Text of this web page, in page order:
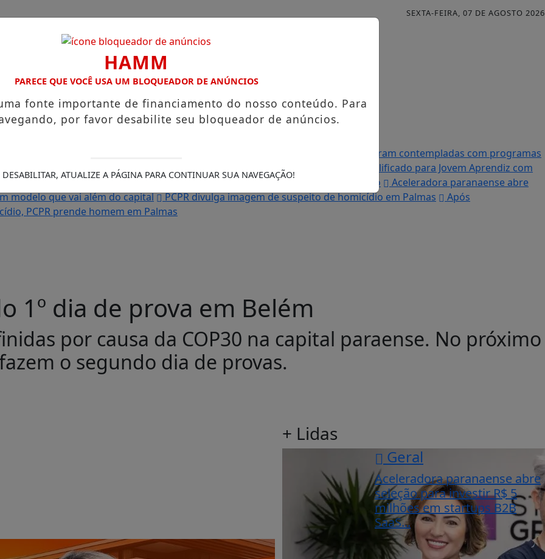
SEXTA-FEIRA, 07 DE AGOSTO 2026
chegam a R$ 3,8 mil
Famílias palmenses foram contempladas com programas
ao Canadá e destaca o aprendizado
Prefeitura abre Processo Seletivo Simplificado para Jovem Aprendiz com
com os sonhos”, diz irmão da moradora que teve a casa destruída por incêndio
Aceleradora paranaense abre
modelo que vai além do capital
PCPR divulga imagem de suspeito de homicídio em Palmas
Após
PCPR prende homem em Palmas
1º dia de prova em Belém
por causa da COP30 na capital paraense. No próximo
o segundo dia de provas.
+ Lidas
Geral
Aceleradora paranaense abre
seleção para investir R$ 5
milhões em startups B2B
SaaS...
HAMM
PARECE QUE VOCÊ USA UM BLOQUEADOR DE ANÚNCIOS
fonte importante de financiamento do nosso conteúdo. Para
por favor desabilite seu bloqueador de anúncios.
DESABILITAR, ATUALIZE A PÁGINA PARA CONTINUAR SUA NAVEGAÇÃO!